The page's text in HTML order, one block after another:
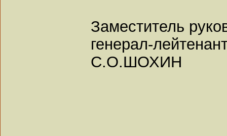
Заместитель
генерал-
С.О.ШОХИН